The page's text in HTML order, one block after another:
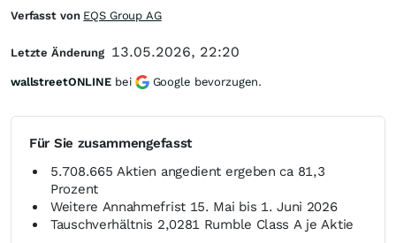
Für Sie zusammengefasst
5.708.665 Aktien angedient ergeben ca 81,3
Prozent
Weitere Annahmefrist 15. Mai bis 1. Juni 2026
Tauschverhältnis 2,0281 Rumble Class A je Aktie
Verfasst von EQS Group AG
Letzte Änderung 13.05.2026, 22:20
wallstreetONLINE bei Google bevorzugen.